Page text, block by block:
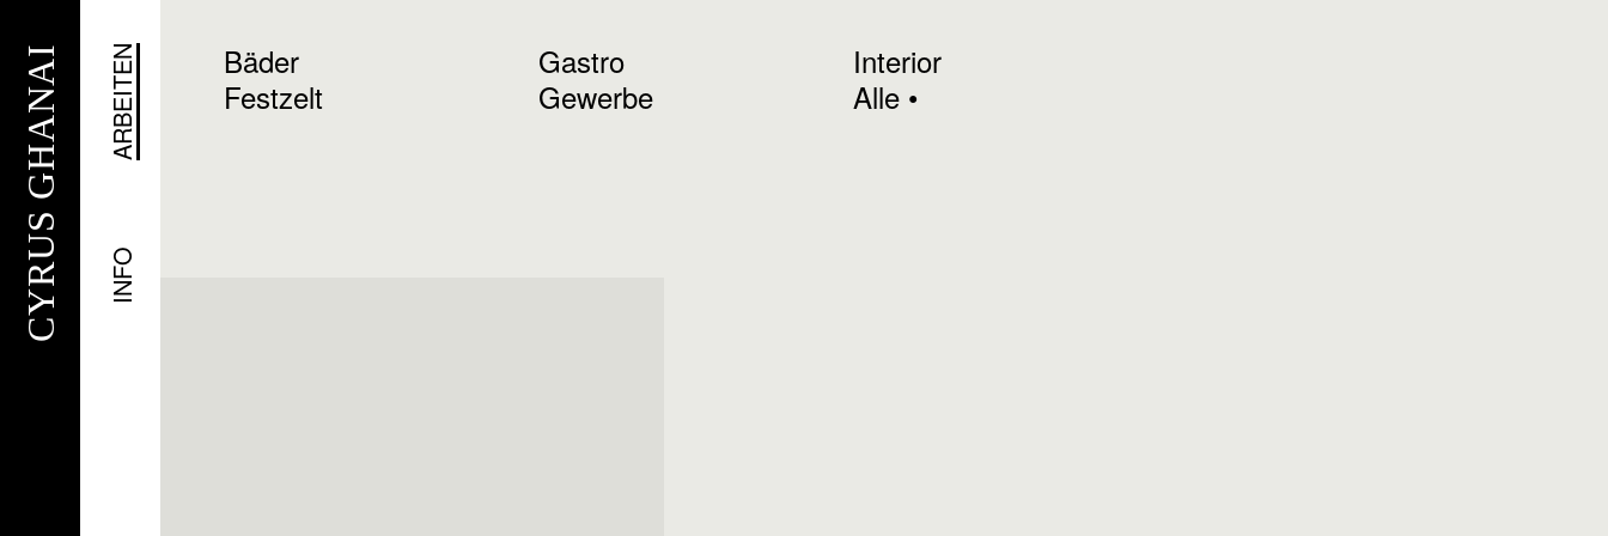
CYRUS GHANAI ARBEITEN
INFO
Bäder
Festzelt
Gastro
Gewerbe
Interior
Alle